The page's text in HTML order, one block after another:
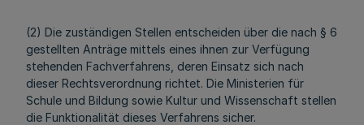
(2) Die zuständigen Stellen entscheiden über die nach § 6
gestellten Anträge mittels eines ihnen zur Verfügung
stehenden Fachverfahrens, deren Einsatz sich nach
dieser Rechtsverordnung richtet. Die Ministerien für
Schule und Bildung sowie Kultur und Wissenschaft stellen
die Funktionalität dieses Verfahrens sicher.